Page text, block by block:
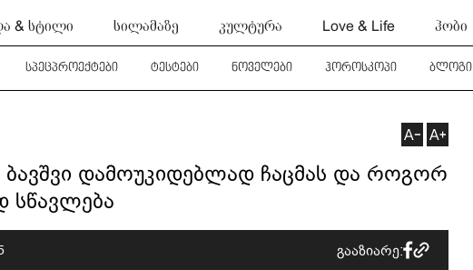
& სტილი სილამაზე კულტურა Love & Life ჰობი
სპეცპროექტები ტესტები ნოველები ჰოროსკოპი ბლოგი
დამოუკიდებლად ჩაცმას და როგორ
სწავლება
გააზიარე: